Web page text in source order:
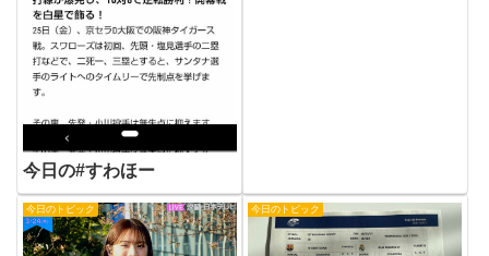
今日の#すわほー
今日のトピック 今日のトピック